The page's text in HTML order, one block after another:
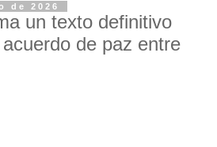
de 2026
un texto definitivo
de paz entre